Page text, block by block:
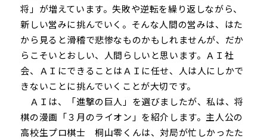
将」が増えています。失敗や逆転を繰り返しながら、
新しい営みに挑んでいく。そんな人間の営みは、はた
から見ると滑稽で悲惨なものかもしれませんが、だか
らこそいとおしい、人間らしいと思います。ＡＩ社
会、ＡＩにできることはＡＩに任せ、人は人にしかで
きないことに挑んでいくことが大切です。
ＡＩは、「進撃の巨人」を選びましたが、私は、将
棋の漫画「３月のライオン」を紹介します。主人公の
高校生プロ棋士 桐山零くんは、対局が忙しかったた